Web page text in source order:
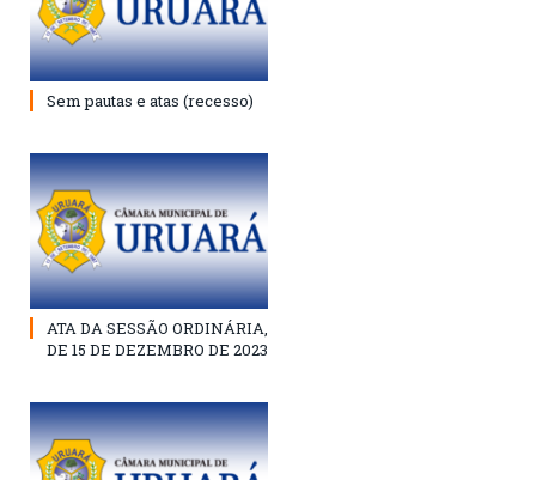
Sem pautas e atas (recesso)
ATA DA SESSÃO ORDINÁRIA,
DE 15 DE DEZEMBRO DE 2023